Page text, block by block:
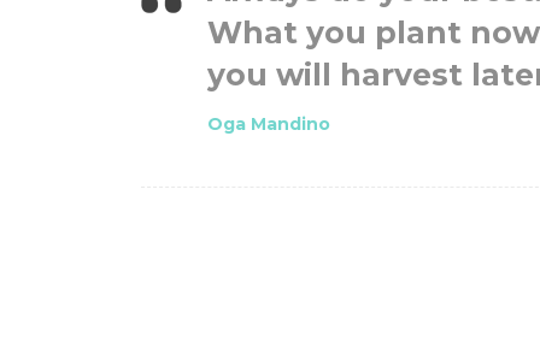
What you plant
you will harvest
Oga Mandino